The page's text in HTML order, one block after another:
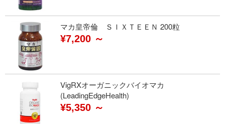
マカ皇帝倫 ＳＩＸＴＥＥＮ 200粒
¥7,200 ～
VigRXオーガニックバイオマカ
(LeadingEdgeHealth)
¥5,350 ～